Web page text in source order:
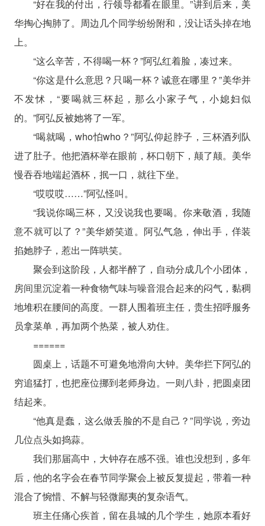
“好在我的付出，行领导都看在眼里。”讲到后来，美
华掏心掏肺了。周边几个同学纷纷附和，没让话头掉在地
上。
“这么辛苦，不得喝一杯？”阿弘红着脸，凑过来。
“你这是什么意思？只喝一杯？诚意在哪里？”美华并
不发怵，“要喝就三杯起，那么小家子气，小媳妇似
的。”阿弘反被她将了一军。
“喝就喝，who怕who？”阿弘仰起脖子，三杯酒列队
进了肚子。他把酒杯举在眼前，杯口朝下，颠了颠。美华
慢吞吞地端起酒杯，抿一口，就往下坐。
“哎哎哎……”阿弘怪叫。
“我说你喝三杯，又没说我也要喝。你来敬酒，我随
意不就可以了？”美华娇笑道。阿弘气急，伸出手，佯装
掐她脖子，惹出一阵哄笑。
聚会到这阶段，人都半醉了，自动分成几个小团体，
房间里沉淀着一种食物气味与噪音混合起来的闷气，黏稠
地堆积在腰间的高度。一群人围着班主任，贵生招呼服务
员拿菜单，再加两个热菜，被人劝住。
======
圆桌上，话题不可避免地滑向大钟。美华拦下阿弘的
穷追猛打，也把座位挪到老师身边。一则八卦，把圆桌团
结起来。
“他真是蠢，这么做丢脸的不是自己？”同学说，旁边
几位点头如捣蒜。
我们那届高中，大钟存在感不强。谁也没想到，多年
后，他的名字会在春节同学聚会上被反复提起，带着一种
混合了惋惜、不解与轻微鄙夷的复杂语气。
班主任痛心疾首，留在县城的几个学生，她原本看好